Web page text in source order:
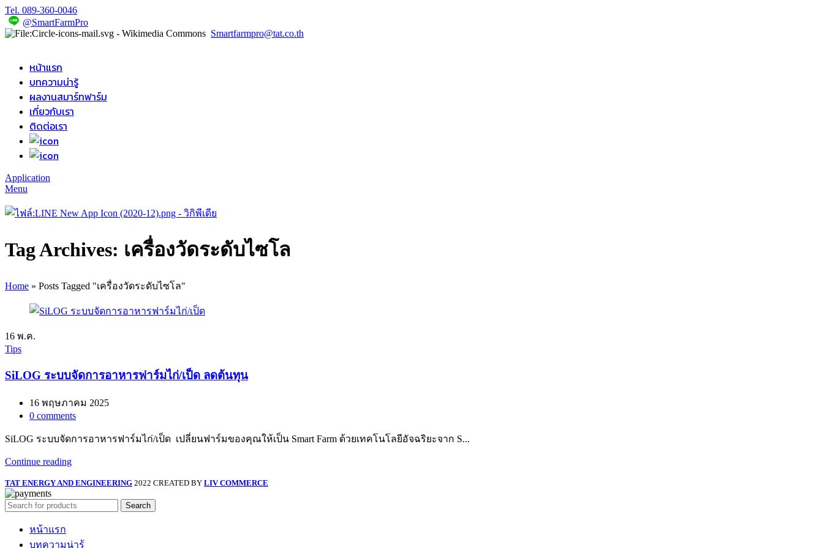
Tel. 089-360-0046
@SmartFarmPro
Smartfarmpro@tat.co.th
หน้าแรก
บทความน่ารู้
ผลงานสมาร์ทฟาร์ม
เกี่ยวกับเรา
ติดต่อเรา
Application
Menu
Tag Archives: เครื่องวัดระดับไซโล
Home » Posts Tagged "เครื่องวัดระดับไซโล"
16 พ.ค.
Tips
SiLOG ระบบจัดการอาหารฟาร์มไก่/เป็ด ลดต้นทุน
16 พฤษภาคม 2025
0 comments
SiLOG ระบบจัดการอาหารฟาร์มไก่/เป็ด เปลี่ยนฟาร์มของคุณให้เป็น Smart Farm ด้วยเทคโนโลยีอัจฉริยะจาก S...
Continue reading
TAT ENERGY AND ENGINEERING 2022 CREATED BY LIV COMMERCE
Search
หน้าแรก
บทความน่ารู้